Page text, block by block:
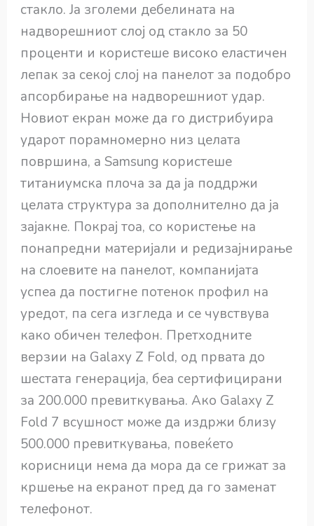
стакло. Ја зголеми дебелината на
надворешниот слој од стакло за 50
проценти и користеше високо еластичен
лепак за секој слој на панелот за подобро
апсорбирање на надворешниот удар.
Новиот екран може да го дистрибуира
ударот порамномерно низ целата
површина, а Samsung користеше
титаниумска плоча за да ја поддржи
целата структура за дополнително да ја
зајакне. Покрај тоа, со користење на
понапредни материјали и редизајнирање
на слоевите на панелот, компанијата
успеа да постигне потенок профил на
уредот, па сега изгледа и се чувствува
како обичен телефон. Претходните
верзии на Galaxy Z Fold, од првата до
шестата генерација, беа сертифицирани
за 200.000 превиткувања. Ако Galaxy Z
Fold 7 всушност може да издржи близу
500.000 превиткувања, повеќето
корисници нема да мора да се грижат за
кршење на екранот пред да го заменат
телефонот.